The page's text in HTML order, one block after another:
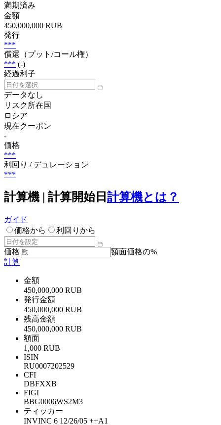
満期済み
金額
450,000,000 RUB
発行
***
償還（プット/コール権）
*** (-)
経過利子
データなし
リスク所在国
ロシア
現在クーポン
-
価格
***
利回り / デュレーション
***
計算機 | 計算開始日 計算機とは？
ガイド
価格から
利回りから
価格
額面価格の%
計算
金額
450,000,000 RUB
発行金額
450,000,000 RUB
残高金額
450,000,000 RUB
額面
1,000 RUB
ISIN
RU0007202529
CFI
DBFXXB
FIGI
BBG0006WS2M3
ティッカー
INVINC 6 12/26/05 ++A1